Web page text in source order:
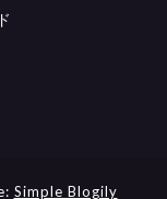
Simple Blogily